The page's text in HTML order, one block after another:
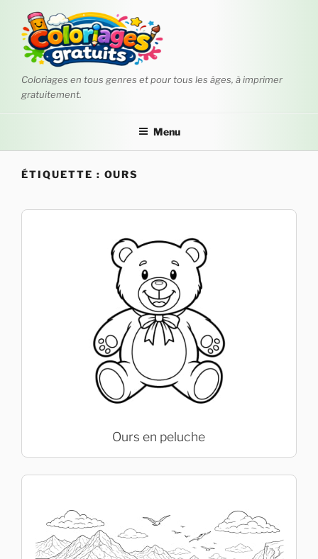
contenu
principal
Coloriages en tous genres et pour tous les âges, à imprimer
gratuitement.
Menu
ÉTIQUETTE : OURS
Ours en peluche